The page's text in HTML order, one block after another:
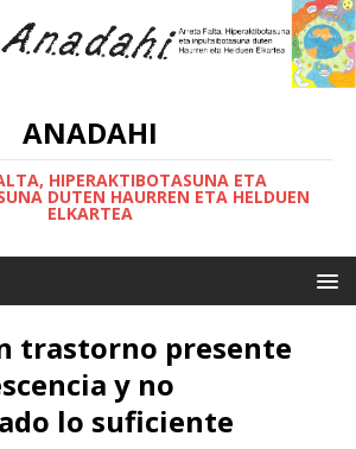
ANADAHI
HIPERAKTIBOTASUNA ETA
DUTEN HAURREN ETA HELDUEN
ELKARTEA
trastorno presente
y no
lo suficiente